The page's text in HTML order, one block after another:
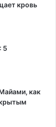
кровь
5
как